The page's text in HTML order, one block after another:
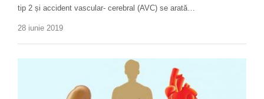
tip 2 și accident vascular- cerebral (AVC) se arată…
28 iunie 2019